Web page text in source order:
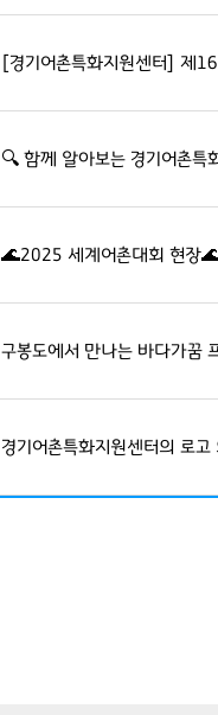
[경기어촌특화지원센터] 제
🔍 함께 알아보는 경기어촌특
🌊2025 세계어촌대회 현장
구봉도에서 만나는 바다가꿈
경기어촌특화지원센터의 로고